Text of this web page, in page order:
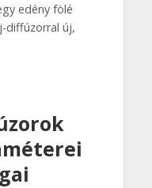
edény fölé
diffúzorral új,